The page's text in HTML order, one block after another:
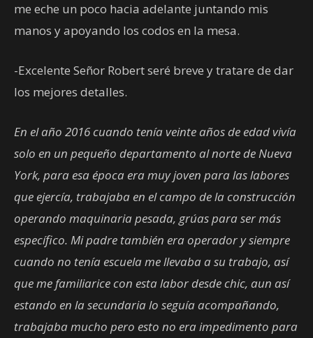
me eche un poco hacia adelante juntando mis
manos y apoyando los codos en la mesa.
-Excelente Señor Robert seré breve y tratare de dar
los mejores detalles.
En el año 2016 cuando tenía veinte años de edad vivía
solo en un pequeño departamento al norte de Nueva
York, para esa época era muy joven para las labores
que ejercía, trabajaba en el campo de la construcción
operando maquinaria pesada, grúas para ser más
específico. Mi padre también era operador y siempre
cuando no tenía escuela me llevaba a su trabajo, así
que me familiarice con esta labor desde chic, aun así
estando en la secundaria lo seguía acompañando,
trabajaba mucho pero esto no era impedimento para